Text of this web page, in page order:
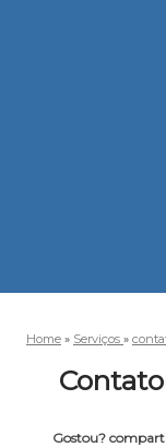
Home » Serviços »
Gostou?